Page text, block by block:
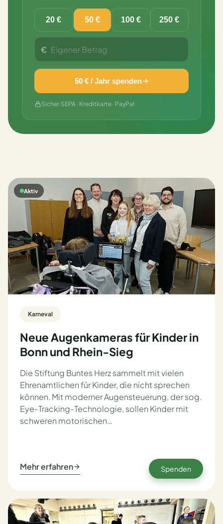
20 € 50 € 100 € 250 €
€
50 € / Jahr spenden
Sicher·SEPA · Kreditkarte · PayPal
Aktiv
Karneval
Neue Augenkameras für Kinder in
Bonn und Rhein-Sieg
Die Stiftung Buntes Herz sammelt mit vielen
Ehrenamtlichen für Kinder, die nicht sprechen
können. Mit moderner Augensteuerung, der sog.
Eye-Tracking-Technologie, sollen Kinder mit
schweren motorischen…
Mehr erfahren Spenden